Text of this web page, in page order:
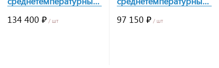
Polair Light MM232R
134 400 ₽ / шт
Polair Light MM226R
97 150 ₽ / шт